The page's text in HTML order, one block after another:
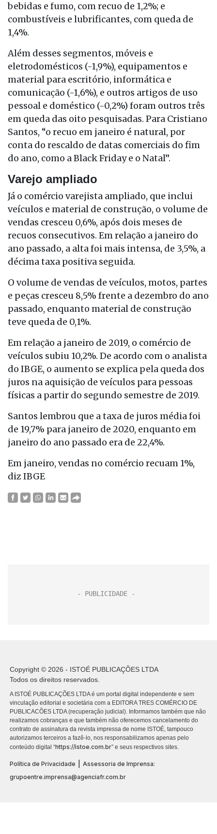
bebidas e fumo, com recuo de 1,2%; e
combustíveis e lubrificantes, com queda de
1,4%.
Além desses segmentos, móveis e
eletrodomésticos (-1,9%), equipamentos e
material para escritório, informática e
comunicação (-1,6%), e outros artigos de uso
pessoal e doméstico (-0,2%) foram outros três
em queda das oito pesquisadas. Para Cristiano
Santos, “o recuo em janeiro é natural, por
conta do rescaldo de datas comerciais do fim
do ano, como a Black Friday e o Natal”.
Varejo ampliado
Já o comércio varejista ampliado, que inclui
veículos e material de construção, o volume de
vendas cresceu 0,6%, após dois meses de
recuos consecutivos. Em relação a janeiro do
ano passado, a alta foi mais intensa, de 3,5%, a
décima taxa positiva seguida.
O volume de vendas de veículos, motos, partes
e peças cresceu 8,5% frente a dezembro do ano
passado, enquanto material de construção
teve queda de 0,1%.
Em relação a janeiro de 2019, o comércio de
veículos subiu 10,2%. De acordo com o analista
do IBGE, o aumento se explica pela queda dos
juros na aquisição de veículos para pessoas
físicas a partir do segundo semestre de 2019.
Santos lembrou que a taxa de juros média foi
de 19,7% para janeiro de 2020, enquanto em
janeiro do ano passado era de 22,4%.
Em janeiro, vendas no comércio recuam 1%,
diz IBGE
Copyright © 2026 - ISTOÉ PUBLICAÇÕES LTDA
Todos os direitos reservados.
A ISTOÉ PUBLICAÇÕES LTDA é um portal digital independente e sem
vinculação editorial e societária com a EDITORA TRES COMÉRCIO DE
PUBLICACÕES LTDA (recuperação judicial). Informamos também que não
realizamos cobranças e que também não oferecemos cancelamento do
contrato de assinatura da revista impressa de nome ISTOÉ, tampouco
autorizamos terceiros a fazê-lo, nos responsabilizamos apenas pelo
conteúdo digital “https://istoe.com.br” e seus respectivos sites.
Política de Privacidade
Assessoria de Imprensa:
grupoentre.imprensa@agenciafr.com.br